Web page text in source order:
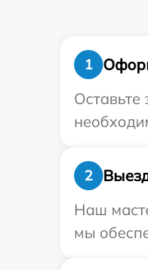
1
2
Наш
мы